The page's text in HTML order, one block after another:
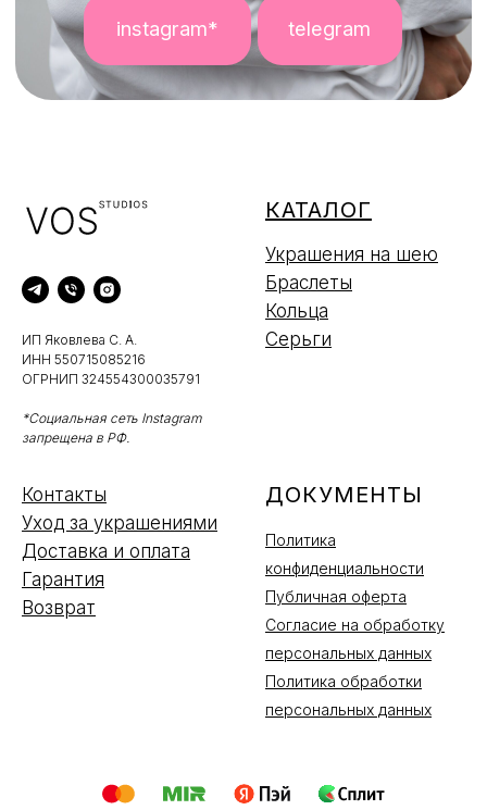
ИП Яковлева С. А.
ИНН 550715085216
ОГРНИП 324554300035791
*Социальная сеть Instagram
запрещена в РФ.
КАТАЛОГ
Украшения на шею
Браслеты
Кольца
Серьги
Контакты
Уход за украшениями
Доставка и оплата
Гарантия
Возврат
ДОКУМЕНТЫ
Политика
конфиденциальности
Публичная оферта
Согласие на обработку
персональных данных
Политика обработки
персональных данных